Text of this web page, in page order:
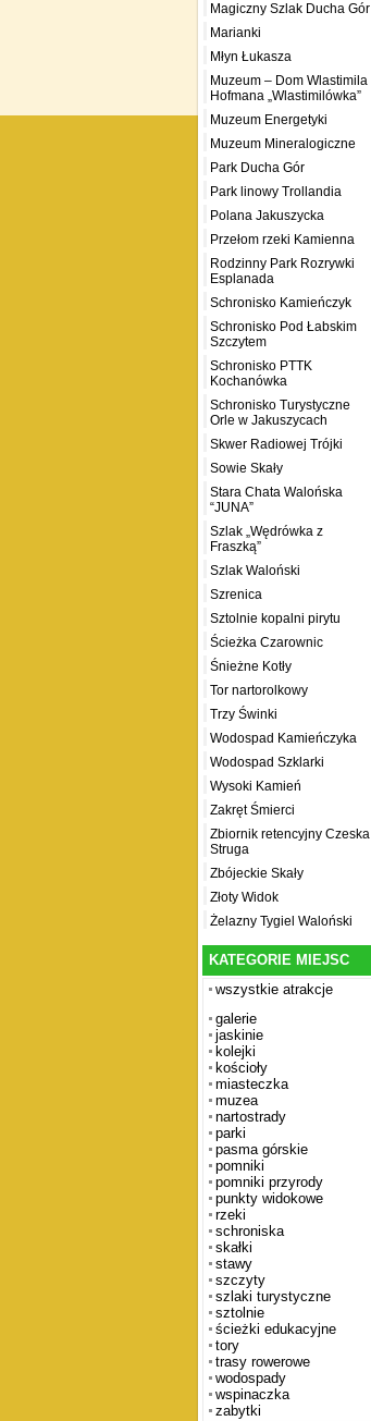
Magiczny Szlak Ducha Gór
Marianki
Młyn Łukasza
Muzeum – Dom Wlastimila
Hofmana „Wlastimilówka”
Muzeum Energetyki
Muzeum Mineralogiczne
Park Ducha Gór
Park linowy Trollandia
Polana Jakuszycka
Przełom rzeki Kamienna
Rodzinny Park Rozrywki
Esplanada
Schronisko Kamieńczyk
Schronisko Pod Łabskim
Szczytem
Schronisko PTTK
Kochanówka
Schronisko Turystyczne
Orle w Jakuszycach
Skwer Radiowej Trójki
Sowie Skały
Stara Chata Walońska
“JUNA”
Szlak „Wędrówka z
Fraszką”
Szlak Waloński
Szrenica
Sztolnie kopalni pirytu
Ścieżka Czarownic
Śnieżne Kotły
Tor nartorolkowy
Trzy Świnki
Wodospad Kamieńczyka
Wodospad Szklarki
Wysoki Kamień
Zakręt Śmierci
Zbiornik retencyjny Czeska
Struga
Zbójeckie Skały
Złoty Widok
Żelazny Tygiel Waloński
KATEGORIE MIEJSC
wszystkie atrakcje
galerie
jaskinie
kolejki
kościoły
miasteczka
muzea
nartostrady
parki
pasma górskie
pomniki
pomniki przyrody
punkty widokowe
rzeki
schroniska
skałki
stawy
szczyty
szlaki turystyczne
sztolnie
ścieżki edukacyjne
tory
trasy rowerowe
wodospady
wspinaczka
zabytki